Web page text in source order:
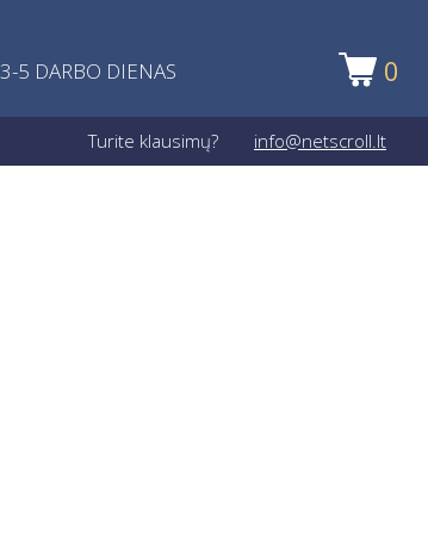
5 DARBO DIENAS 0
Turite klausimų? info@netscroll.lt